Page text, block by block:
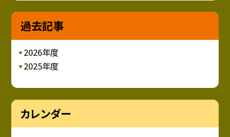
過去記事
2026年度
2025年度
カレンダー